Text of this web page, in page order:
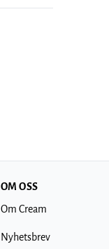
OM OSS
Om Cream
Nyhetsbrev